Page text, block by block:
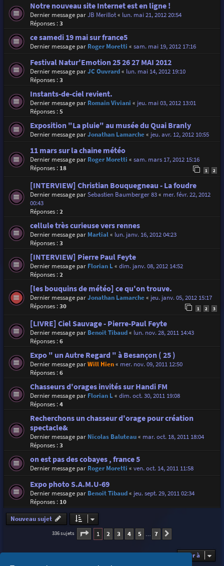
Notre nouveau site Internet est en ligne !
Dernier message parJB Merillot« lun. mai 21, 2012 20:54
Réponses :3
ce samedi 19 mai sur france5
Dernier message par Roger Moretti « sam. mai 19, 2012 17:16
Festival Natur'Emotion 25 26 27 MAI 2012
Dernier message parJC Ouvrard« lun. mai 14, 2012 19:10
Réponses :3
Instants-de-ciel revient.
Dernier message par Romain Viviani « jeu. mai 03, 2012 13:01
Réponses :5
Exposition "La pluie" au musée du Quai Branly
Dernier message parJonathan Lamarche« jeu. avr. 12, 2012 10:55
11 mars sur la chaine météo
Dernier message par Roger Moretti « sam. mars 17, 2012 15:16
Réponses : 18 1 2
[INTERVIEW] Christian Bouquegneau - La foudre
Dernier message parSebastien Baumberger 83« mer. févr. 22, 2012
00:43
Réponses :2
cellule très curieuse vers rennes
Dernier message par Martial« lun. janv. 16, 2012 04:23
Réponses :3
[INTERVIEW] Pierre Paul Feyte
Dernier message par Florian L« dim. janv. 08, 2012 14:52
Réponses :2
[les bouquins de météo] ce qu'on trouve.
Dernier message parJonathan Lamarche« jeu. janv. 05, 2012 15:17
Réponses :30 1 2 3
[LIVRE] Ciel Sauvage - Pierre-Paul Feyte
Dernier message par Benoit Tibaud« lun. nov. 28, 2011 14:43
Réponses :6
Expo " un Autre Regard " à Besançon ( 25 )
Dernier message parWill Hien« mer. nov. 09, 2011 12:50
Réponses :6
Chasseurs d'orages invités sur Handi FM
Dernier message par Florian L« dim. oct. 30, 2011 19:08
Réponses :4
Recherchons un chasseur d'orage pour création
spectacle&
Dernier message par Nicolas Baluteau« mar. oct. 18, 2011 18:04
Réponses :3
on est pas des cobayes , france 5
Dernier message par Roger Moretti « ven. oct. 14, 2011 11:58
Expo photo S.A.M.U-69
Dernier message par Benoit Tibaud« jeu. sept. 29, 2011 02:34
Réponses : 10
Nouveau sujet
336 sujets Page 1sur
1 2 3 4 5 7
Aller à